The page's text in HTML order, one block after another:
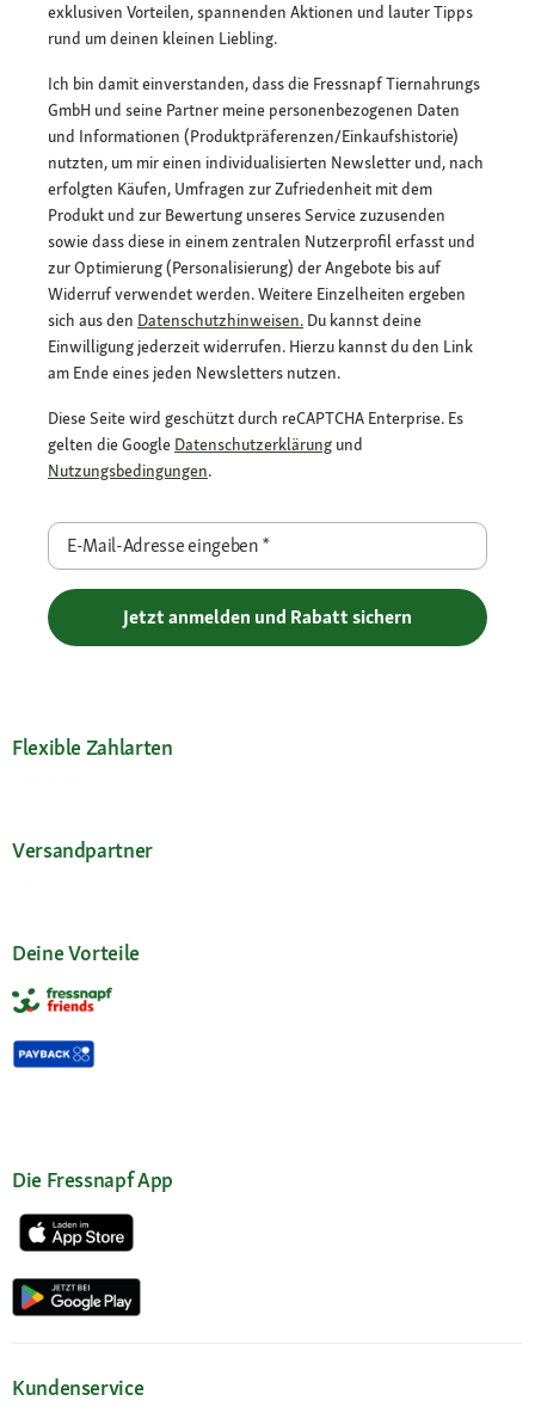
exklusiven Vorteilen, spannenden Aktionen und lauter Tipps
rund um deinen kleinen Liebling.
Ich bin damit einverstanden, dass die Fressnapf Tiernahrungs
GmbH und seine Partner meine personenbezogenen Daten
und Informationen (Produktpräferenzen/Einkaufshistorie)
nutzten, um mir einen individualisierten Newsletter und, nach
erfolgten Käufen, Umfragen zur Zufriedenheit mit dem
Produkt und zur Bewertung unseres Service zuzusenden
sowie dass diese in einem zentralen Nutzerprofil erfasst und
zur Optimierung (Personalisierung) der Angebote bis auf
Widerruf verwendet werden. Weitere Einzelheiten ergeben
sich aus den Datenschutzhinweisen. Du kannst deine
Einwilligung jederzeit widerrufen. Hierzu kannst du den Link
am Ende eines jeden Newsletters nutzen.
Diese Seite wird geschützt durch reCAPTCHA Enterprise. Es
gelten die Google Datenschutzerklärung und
Nutzungsbedingungen.
E-Mail-Adresse eingeben*
Jetzt anmelden und Rabatt sichern
Flexible Zahlarten
Versandpartner
Deine Vorteile
Die Fressnapf App
Kundenservice